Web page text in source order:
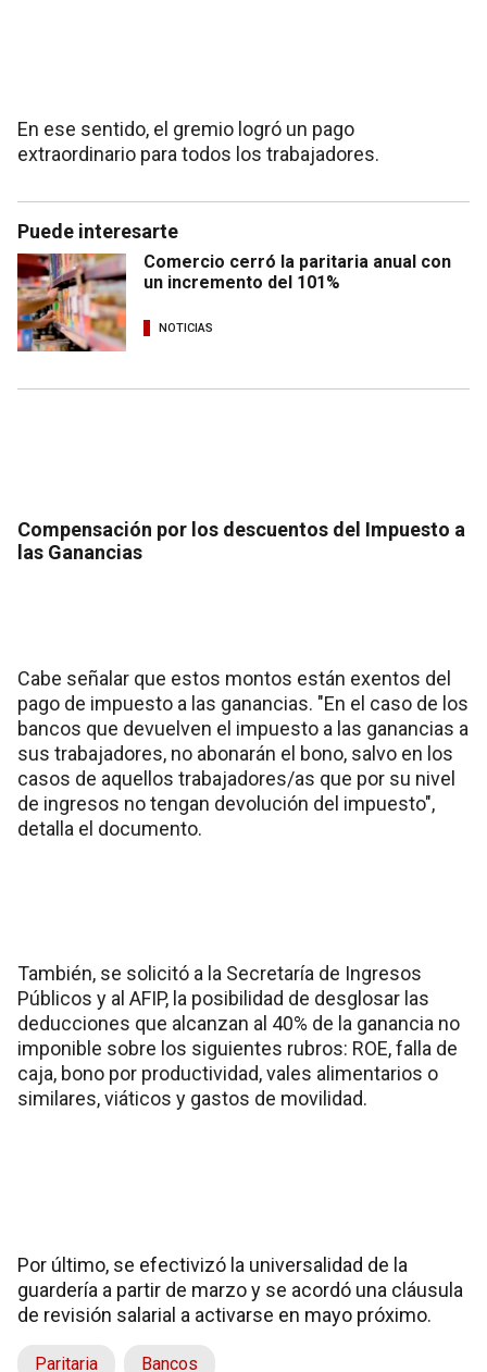
En ese sentido, el gremio logró un pago
extraordinario para todos los trabajadores.
Puede interesarte
Comercio cerró la paritaria anual con
un incremento del 101%
NOTICIAS
Compensación por los descuentos del Impuesto a
las Ganancias
Cabe señalar que estos montos están exentos del
pago de impuesto a las ganancias. "En el caso de los
bancos que devuelven el impuesto a las ganancias a
sus trabajadores, no abonarán el bono, salvo en los
casos de aquellos trabajadores/as que por su nivel
de ingresos no tengan devolución del impuesto",
detalla el documento.
También, se solicitó a la Secretaría de Ingresos
Públicos y al AFIP, la posibilidad de desglosar las
deducciones que alcanzan al 40% de la ganancia no
imponible sobre los siguientes rubros: ROE, falla de
caja, bono por productividad, vales alimentarios o
similares, viáticos y gastos de movilidad.
Por último, se efectivizó la universalidad de la
guardería a partir de marzo y se acordó una cláusula
de revisión salarial a activarse en mayo próximo.
Paritaria Bancos